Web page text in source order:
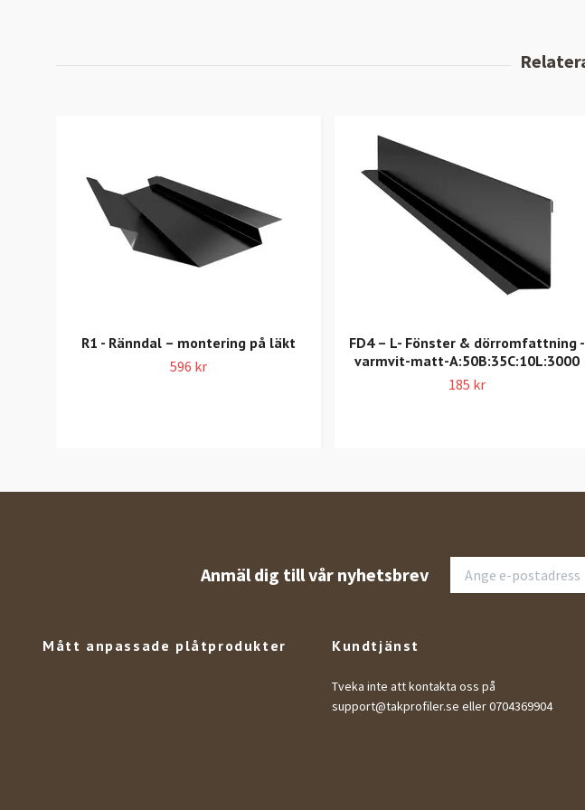
R1 - Ränndal – montering på läkt
596 kr
FD4 – L- Fönster & dörromfattning -
varmvit-matt-A:50B:35C:10L:3000
185 kr
Anmäl dig till vår nyhetsbrev
Mått anpassade plåtprodukter Kundtjänst
Tveka inte att kontakta oss på
support@takprofiler.se eller 0704369904